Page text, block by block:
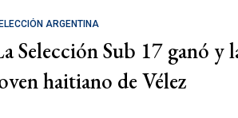
ARGENTINA
Selección Sub 17 ganó y
haitiano de Vélez